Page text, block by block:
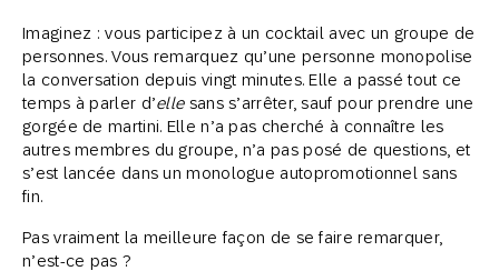
Imaginez : vous participez à un cocktail avec un groupe de
personnes. Vous remarquez qu’une personne monopolise
la conversation depuis vingt minutes. Elle a passé tout ce
temps à parler d’ellesans s’arrêter, sauf pour prendre une
gorgée de martini. Elle n’a pas cherché à connaître les
autres membres du groupe, n’a pas posé de questions, et
s’est lancée dans un monologue autopromotionnel sans
fin.
Pas vraiment la meilleure façon de se faire remarquer,
n’est-ce pas ?